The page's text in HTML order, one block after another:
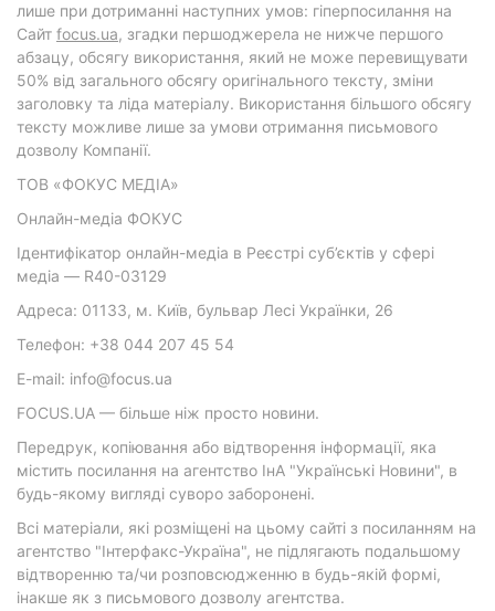
лише при дотриманні наступних умов: гіперпосилання на
Cайт focus.ua, згадки першоджерела не нижче першого
абзацу, обсягу використання, який не може перевищувати
50% від загального обсягу оригінального тексту, зміни
заголовку та ліда матеріалу. Використання більшого обсягу
тексту можливе лише за умови отримання письмового
дозволу Компанії.
ТОВ «ФОКУС МЕДІА»
Онлайн-медіа ФОКУС
Ідентифікатор онлайн-медіа в Реєстрі суб’єктів у сфері
медіа — R40-03129
Адреса: 01133, м. Київ, бульвар Лесі Українки, 26
Телефон: +38 044 207 45 54
E-mail: info@focus.ua
FOCUS.UA — більше ніж просто новини.
Передрук, копіювання або відтворення інформації, яка
містить посилання на агентство ІнА "Українські Новини", в
будь-якому вигляді суворо заборонені.
Всі матеріали, які розміщені на цьому сайті з посиланням на
агентство "Інтерфакс-Україна", не підлягають подальшому
відтворенню та/чи розповсюдженню в будь-якій формі,
інакше як з письмового дозволу агентства.